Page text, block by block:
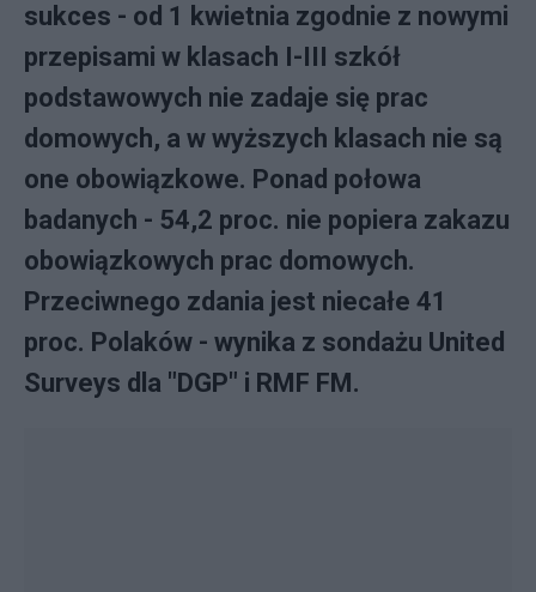
sukces - od 1 kwietnia zgodnie z nowymi
przepisami w klasach I-III szkół
podstawowych nie zadaje się prac
domowych, a w wyższych klasach nie są
one obowiązkowe. Ponad połowa
badanych - 54,2 proc. nie popiera zakazu
obowiązkowych prac domowych.
Przeciwnego zdania jest niecałe 41
proc. Polaków - wynika z sondażu United
Surveys dla "DGP" i RMF FM.